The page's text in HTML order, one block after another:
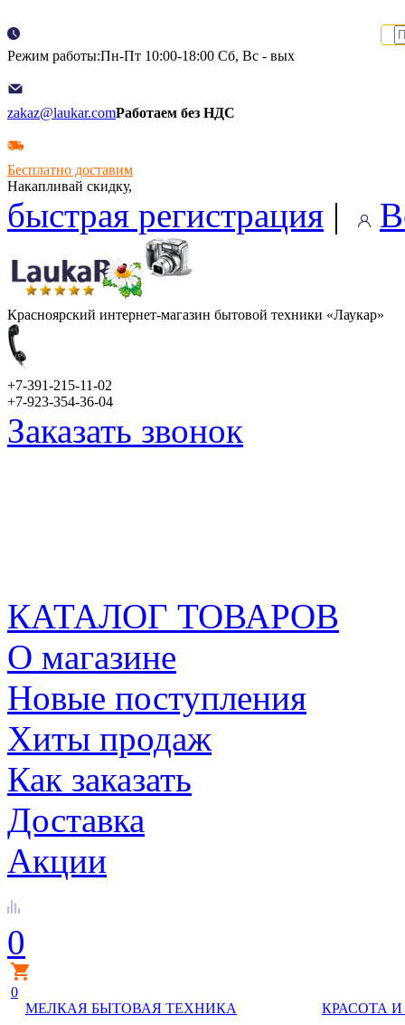
Режим работы:Пн-Пт 10:00-18:00 Сб, Вс - вых
zakaz@laukar.comРаботаем без НДС
Бесплатно доставим
Накапливай скидку,
быстрая регистрация |
Красноярский интернет-магазин бытовой техники «Лаукар»
+7-391-215-11-02
+7-923-354-36-04
Заказать звонок
КАТАЛОГ ТОВАРОВ
О магазине
Новые поступления
Хиты продаж
Как заказать
Доставка
Акции
0
0
МЕЛКАЯ БЫТОВАЯ ТЕХНИКА
КРАСОТА И